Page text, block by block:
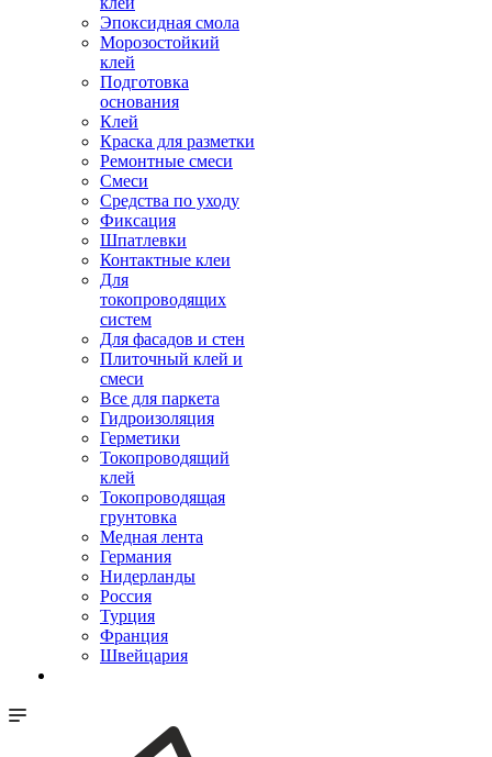
Эпоксидная смола
Морозостойкий
клей
Подготовка
основания
Клей
Краска для разметки
Ремонтные смеси
Смеси
Средства по уходу
Фиксация
Шпатлевки
Контактные клеи
Для
токопроводящих
систем
Для фасадов и стен
Плиточный клей и
смеси
Все для паркета
Гидроизоляция
Герметики
Токопроводящий
клей
Токопроводящая
грунтовка
Медная лента
Германия
Нидерланды
Россия
Турция
Франция
Швейцария